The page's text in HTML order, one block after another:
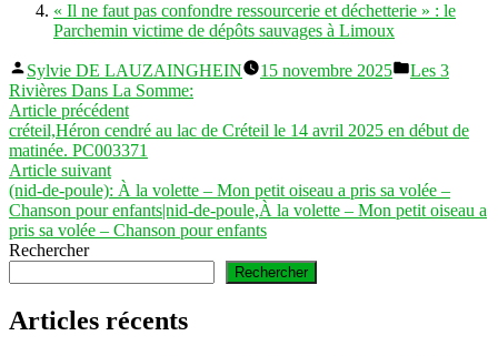
« Il ne faut pas confondre ressourcerie et déchetterie » : le
Parchemin victime de dépôts sauvages à Limoux
Publié
par
Sylvie DE LAUZAINGHEIN 15 novembre 2025
Publié
Les 3
Rivières Dans La Somme:
Navigation
de
l’article
Article précédentArticle
précédent :
créteil,Héron cendré au lac de Créteil le 14 avril 2025 en début de
matinée. PC003371
Article suivantArticle
suivant :
(nid-de-poule): À la volette – Mon petit oiseau a pris sa volée –
Chanson pour enfants|nid-de-poule,À la volette – Mon petit oiseau a
pris sa volée – Chanson pour enfants
Rechercher
Rechercher
Articles récents